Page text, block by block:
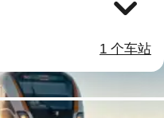
1 个车站